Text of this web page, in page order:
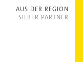
AUS DER REGION
SILBER PARTNER